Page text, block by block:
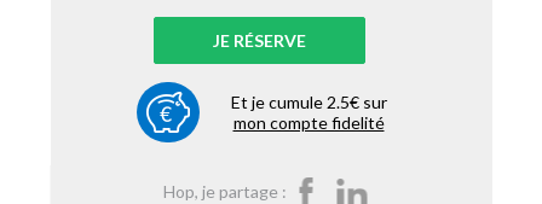
JE RÉSERVE
Et je cumule 2.5€ sur
mon compte fidelité
Hop, je partage :